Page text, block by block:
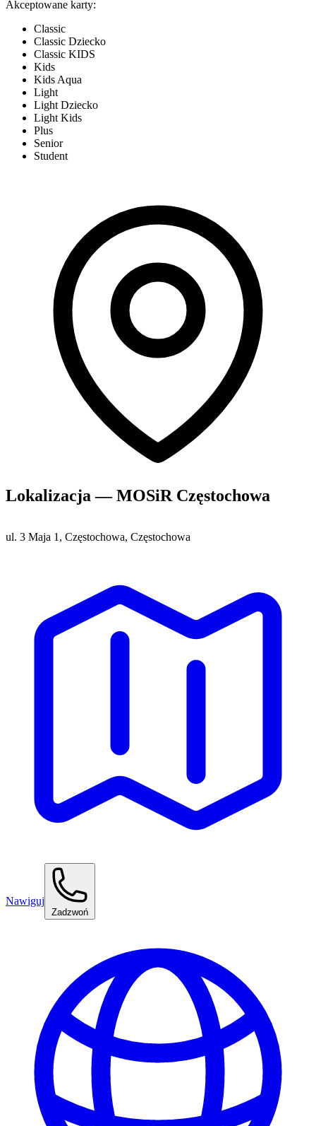
Akceptowane karty:
Classic
Classic Dziecko
Classic KIDS
Kids
Kids Aqua
Light
Light Dziecko
Light Kids
Plus
Senior
Student
Lokalizacja — MOSiR Częstochowa
ul. 3 Maja 1, Częstochowa, Częstochowa
Nawiguj
Zadzwoń